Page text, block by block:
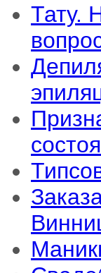
Тату.